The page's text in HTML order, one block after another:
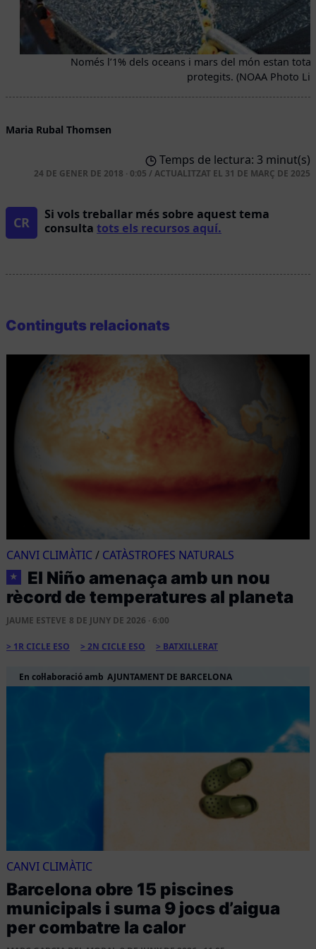
Només l’1% dels oceans i mars del món estan
protegits. (NOAA Photo
Maria Rubal Thomsen
Temps de lectura: 3 minut(s)
24 DE GENER DE 2018 · 0:05 /ACTUALITZAT EL 31 DE MARÇ DE 2025
CR
Si vols treballar més sobre aquest tema
consulta tots els recursos aquí.
Continguts relacionats
CANVI CLIMÀTIC / CATÀSTROFES NATURALS
★
El Niño amenaça amb un nou
rècord de temperatures al planeta
JAUME ESTEVE 8 DE JUNY DE 2026 · 6:00
1R CICLE ESO 2N CICLE ESO BATXILLERAT
En col·laboració amb AJUNTAMENT DE BARCELONA
CANVI CLIMÀTIC
Barcelona obre 15 piscines
municipals i suma 9 jocs d’aigua
per combatre la calor